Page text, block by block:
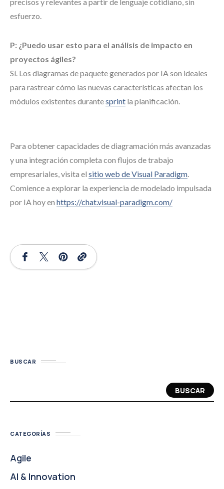
esfuerzo.
P: ¿Puedo usar esto para el análisis de impacto en
proyectos ágiles?
Sí. Los diagramas de paquete generados por IA son ideales
para rastrear cómo las nuevas características afectan los
módulos existentes durantesprint la planificación.
Para obtener capacidades de diagramación más avanzadas
y una integración completa con flujos de trabajo
empresariales, visita el sitio web de Visual Paradigm.
Comience a explorar la experiencia de modelado impulsada
por IA hoy en https://chat.visual-paradigm.com/
BUSCAR
BUSCAR
CATEGORÍAS
Agile
AI & Innovation